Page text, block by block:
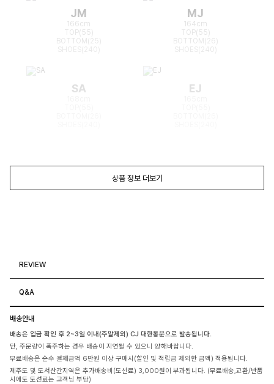
JM
166cm
TOP(55)
BOTTOM(25)
MJ
164cm
TOP(55)
BOTTOM(26)
SA EJ
상품 정보 더보기
REVIEW
Q&A
배송안내
배송은 입금 확인 후 2~3일 이내(주말제외) CJ 대한통운으로 발송됩니다.
단, 주문량이 폭주하는 경우 배송이 지연될 수 있으니 양해바랍니다.
무료배송은 순수 결제금액 6만원 이상 구매시(할인 및 적립금 제외한 금액) 적용됩니다.
제주도 및 도서산간지역은 추가배송비(도선료) 3,000원이 부과됩니다. (무료배송,교환/반품
시에도 도선료는 고객님 부담)